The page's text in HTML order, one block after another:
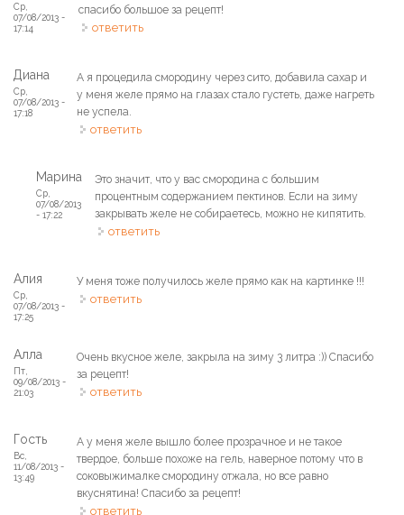
Ср,
07/08/2013 -
17:14
спасибо большое за рецепт!
ответить
Диана
Ср,
07/08/2013 -
17:18
А я процедила смородину через сито, добавила сахар и
у меня желе прямо на глазах стало густеть, даже нагреть
не успела.
ответить
Марина
Ср,
07/08/2013
- 17:22
Это значит, что у вас смородина с большим
процентным содержанием пектинов. Если на зиму
закрывать желе не собираетесь, можно не кипятить.
ответить
Алия
Ср,
07/08/2013 -
17:25
У меня тоже получилось желе прямо как на картинке !!!
ответить
Алла
Пт,
09/08/2013 -
21:03
Очень вкусное желе, закрыла на зиму 3 литра :)) Спасибо
за рецепт!
ответить
Гость
Вс,
11/08/2013 -
13:49
А у меня желе вышло более прозрачное и не такое
твердое, больше похоже на гель, наверное потому что в
соковыжималке смородину отжала, но все равно
вкуснятина! Спасибо за рецепт!
ответить